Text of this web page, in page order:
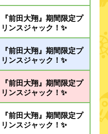
『前田大翔』期間限定プ
リンスジャック！✨
『前田大翔』期間限定プ
リンスジャック！✨
『前田大翔』期間限定プ
リンスジャック！✨
『前田大翔』期間限定プ
リンスジャック！✨